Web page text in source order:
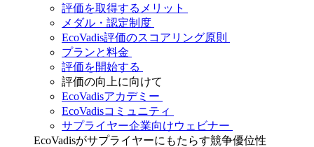
評価を取得するメリット
メダル・認定制度
EcoVadis評価のスコアリング原則
プランと料金
評価を開始する
評価の向上に向けて
EcoVadisアカデミー
EcoVadisコミュニティ
サプライヤー企業向けウェビナー
EcoVadisがサプライヤーにもたらす競争優位性